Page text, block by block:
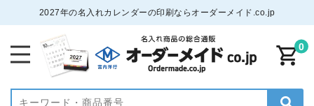
2027年の名入れカレンダーの印刷ならオーダーメイド.co.jp
0